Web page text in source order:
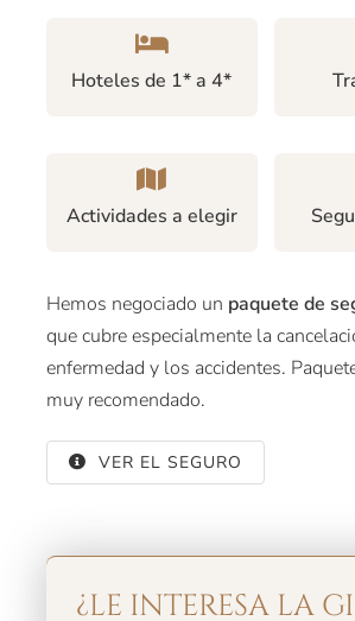
Hoteles de 1* a 4*
Actividades a elegir
Hemos negociado un paquete de
que cubre especialmente la
enfermedad y los accidentes.
muy recomendado.
VER EL SEGURO
¿LE INTERESA LA